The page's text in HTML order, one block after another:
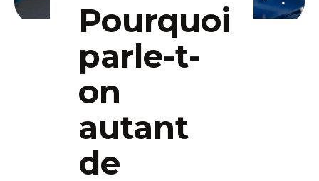
Pourquoi
parle-t-
on
autant
de